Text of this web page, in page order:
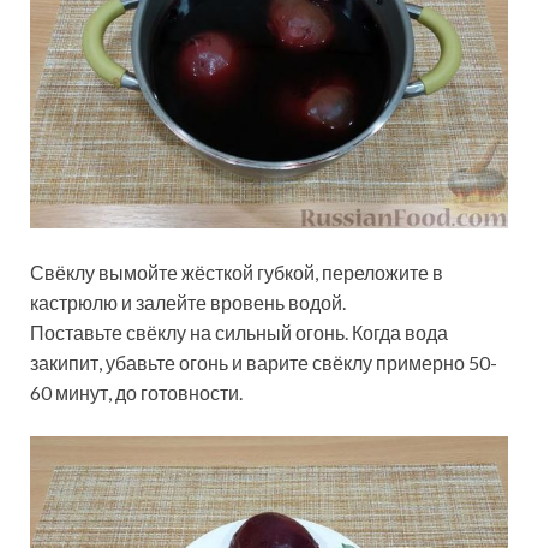
Свёклу вымойте жёсткой губкой, переложите в
кастрюлю и залейте вровень водой.
Поставьте свёклу на сильный огонь. Когда вода
закипит, убавьте огонь и варите свёклу примерно 50-
60 минут, до готовности.